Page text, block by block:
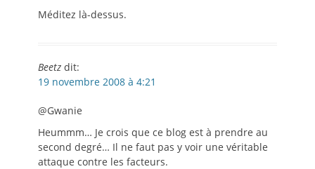
Méditez là-dessus.
Beetz dit:
19 novembre 2008 à 4:21
@Gwanie
Heummm… Je crois que ce blog est à prendre au
second degré… Il ne faut pas y voir une véritable
attaque contre les facteurs.